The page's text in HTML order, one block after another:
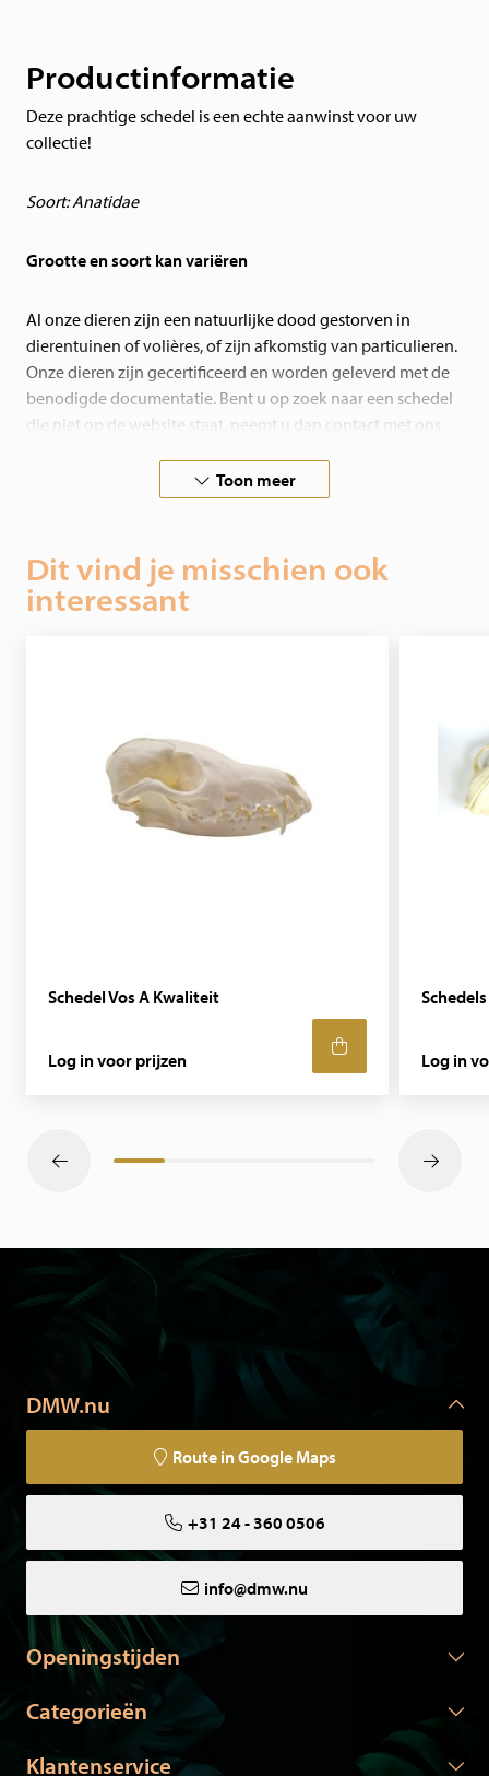
Productinformatie
Deze prachtige schedel is een echte aanwinst voor uw
collectie!
Soort: Anatidae
Grootte en soort kan variëren
Al onze dieren zijn een natuurlijke dood gestorven in
dierentuinen of volières, of zijn afkomstig van particulieren.
Onze dieren zijn gecertificeerd en worden geleverd met de
benodigde documentatie. Bent u op zoek naar een schedel
die niet op de website staat, neemt u dan contact met ons
Wij prepareren ook in opdracht. U kunt bij ons terecht voor
het schoonmaken, ontvetten en bleken van dierenschedels.
Toon meer
Dit vind je misschien ook
interessant
Schedel Vos A Kwaliteit
Log in voor prijzen Log in
DMW.nu
Route in Google Maps
+31 24 - 360 0506
info@dmw.nu
Openingstijden
Categorieën
Klantenservice